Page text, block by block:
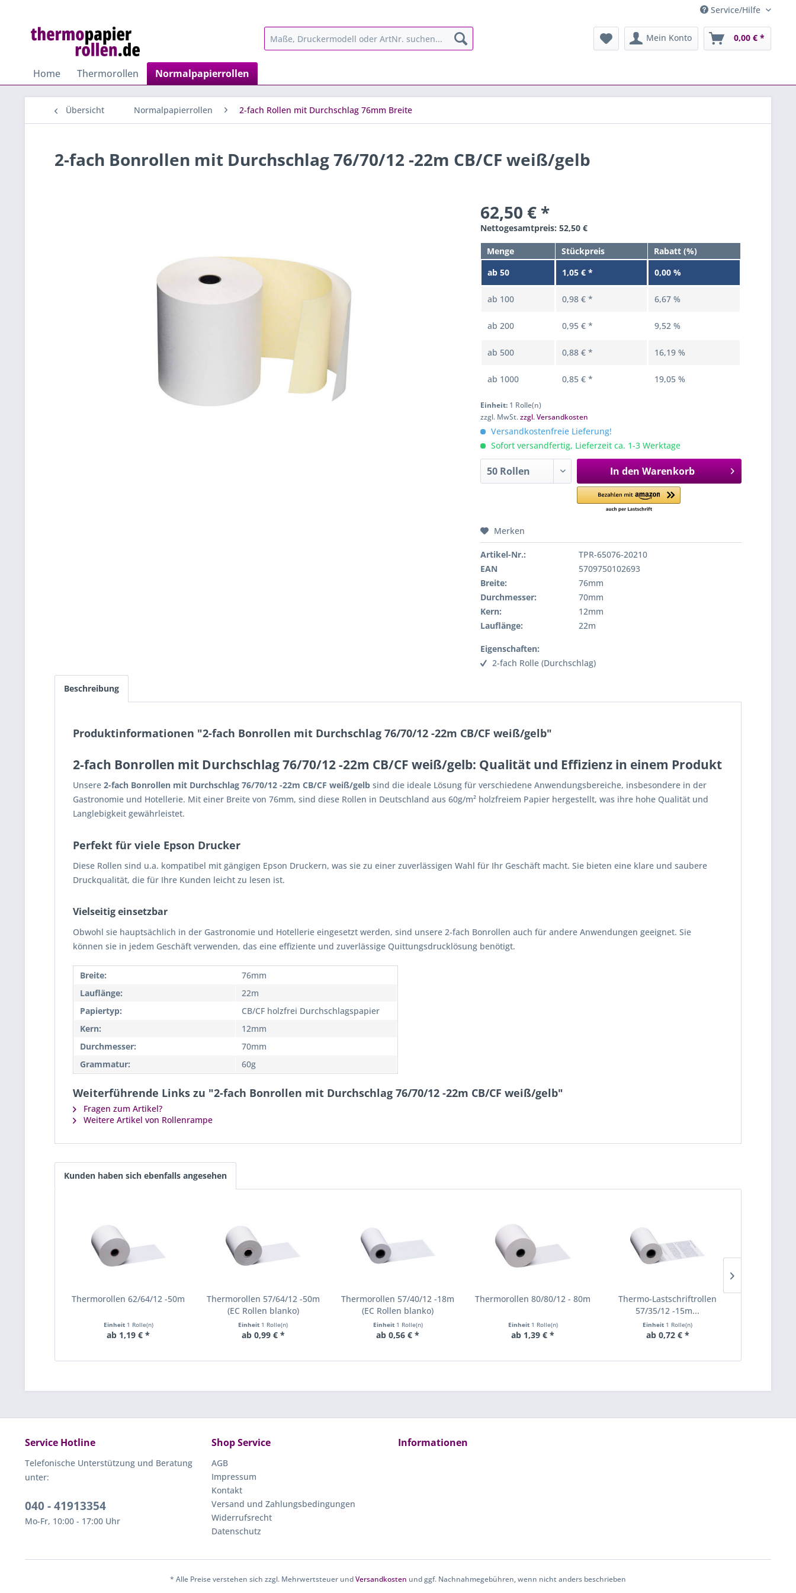
Service/Hilfe
Mein Konto 0,00 € *
Home Thermorollen Normalpapierrollen
Übersicht Normalpapierrollen 2-fach Rollen mit Durchschlag 76mm Breite
2-fach Bonrollen mit Durchschlag 76/70/12 -22m CB/CF weiß/gelb
62,50 € *
Nettogesamtpreis: 52,50 €
Menge Stückpreis
Rabatt (%)
ab50 1,05 € * 0,00 %
ab 100 0,98 € * 6,67 %
ab200 0,95 € * 9,52 %
ab 500 0,88 € * 16,19 %
ab 1000 0,85 € * 19,05 %
Einheit: 1 Rolle(n)
zzgl. MwSt.zzgl. Versandkosten
Versandkostenfreie Lieferung!
Sofort versandfertig, Lieferzeit ca. 1-3 Werktage
In den Warenkorb
Merken
Artikel-Nr.:
TPR-65076-20210
EAN
5709750102693
Breite:
76mm
Durchmesser:
70mm
Kern:
12mm
Lauflänge:
22m
Eigenschaften:
2-fach Rolle (Durchschlag)
Beschreibung
Produktinformationen "2-fach Bonrollen mit Durchschlag 76/70/12 -22m CB/CF weiß/gelb"
2-fach Bonrollen mit Durchschlag 76/70/12 -22m CB/CF weiß/gelb: Qualität und Effizienz in einem Produkt
Unsere 2-fach Bonrollen mit Durchschlag 76/70/12 -22m CB/CF weiß/gelb sind die ideale Lösung für verschiedene Anwendungsbereiche, insbesondere in der
Gastronomie und Hotellerie. Mit einer Breite von 76mm, sind diese Rollen in Deutschland aus 60g/m² holzfreiem Papier hergestellt, was ihre hohe Qualität und
Langlebigkeit gewährleistet.
Perfekt für viele Epson Drucker
Diese Rollen sind u.a. kompatibel mit gängigen Epson Druckern, was sie zu einer zuverlässigen Wahl für Ihr Geschäft macht. Sie bieten eine klare und saubere
Druckqualität, die für Ihre Kunden leicht zu lesen ist.
Vielseitig einsetzbar
Obwohl sie hauptsächlich in der Gastronomie und Hotellerie eingesetzt werden, sind unsere 2-fach Bonrollen auch für andere Anwendungen geeignet. Sie
können sie in jedem Geschäft verwenden, das eine effiziente und zuverlässige Quittungsdrucklösung benötigt.
Breite:
76mm
Lauflänge:
22m
Papiertyp:
CB/CF holzfrei Durchschlagspapier
Kern:
12mm
Durchmesser:
70mm
Grammatur:
60g
Weiterführende Links zu "2-fach Bonrollen mit Durchschlag 76/70/12 -22m CB/CF weiß/gelb"
Fragen zum Artikel?
Weitere Artikel von Rollenrampe
Kunden haben sich ebenfalls angesehen
Thermorollen 62/64/12 -50m
Einheit 1 Rolle(n)
ab 1,19 € *
Thermorollen 57/64/12 -50m
(EC Rollen blanko)
Einheit 1 Rolle(n)
ab 0,99 € *
Thermorollen 57/40/12 -18m
(EC Rollen blanko)
Einheit 1 Rolle(n)
ab 0,56 € *
Thermorollen 80/80/12 - 80m
Einheit 1 Rolle(n)
ab 1,39 € *
Thermo-Lastschriftrollen
57/35/12 -15m...
Einheit 1 Rolle(n)
ab 0,72 € *
Service Hotline
Telefonische Unterstützung und Beratung
unter:
040 - 41913354
Mo-Fr, 10:00 - 17:00 Uhr
Shop Service
AGB
Impressum
Kontakt
Versand und Zahlungsbedingungen
Widerrufsrecht
Datenschutz
Informationen
* Alle Preise verstehen sich zzgl. Mehrwertsteuer undVersandkosten und ggf. Nachnahmegebühren, wenn nicht anders beschrieben